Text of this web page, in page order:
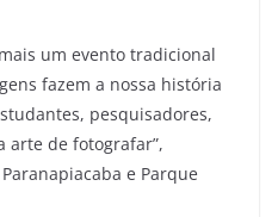
um evento tradicional
fazem a nossa história
pesquisadores,
arte de fotografar”,
e Parque